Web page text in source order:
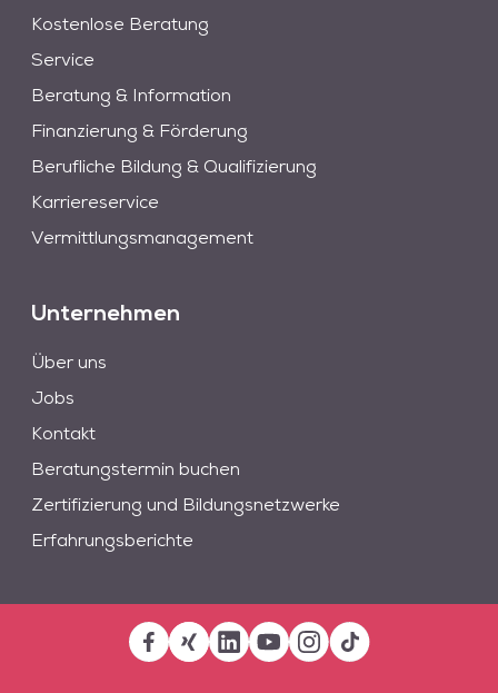
Kostenlose Beratung
Service
Beratung & Information
Finanzierung & Förderung
Berufliche Bildung & Qualifizierung
Karriereservice
Vermittlungsmanagement
Unternehmen
Über uns
Jobs
Kontakt
Beratungstermin buchen
Zertifizierung und Bildungsnetzwerke
Erfahrungsberichte